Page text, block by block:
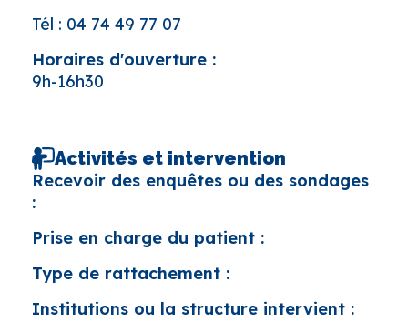
Tél : 04 74 49 77 07
Horaires d'ouverture :
9h-16h30
Activités et intervention
Recevoir des enquêtes ou des sondages
:
Prise en charge du patient :
Type de rattachement :
Institutions ou la structure intervient :